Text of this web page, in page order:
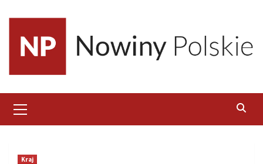
content
Menu
Kraj